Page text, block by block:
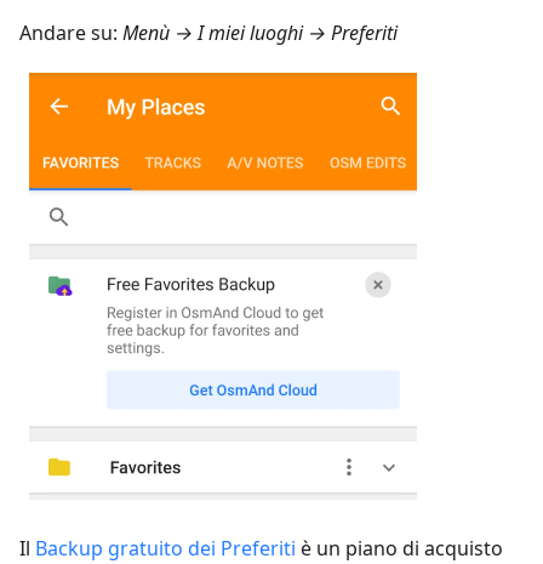
Andare su: Menù → I miei luoghi → Preferiti
Il Backup gratuito dei Preferiti è un piano di acquisto